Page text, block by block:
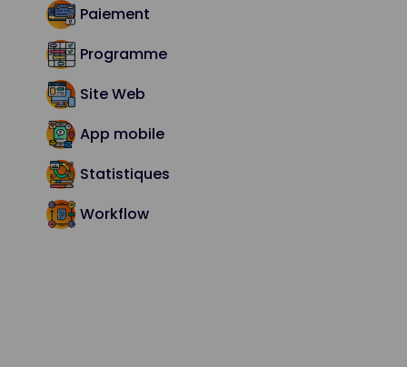
Paiement
Programme
Site Web
App mobile
Statistiques
Workflow